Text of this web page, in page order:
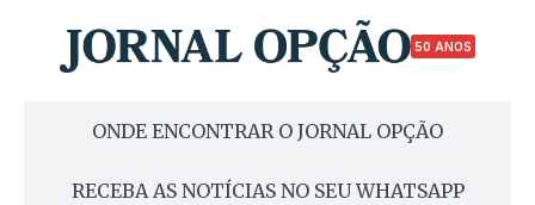
50 ANOS
ONDE ENCONTRAR O JORNAL OPÇÃO
RECEBA AS NOTÍCIAS NO SEU WHATSAPP